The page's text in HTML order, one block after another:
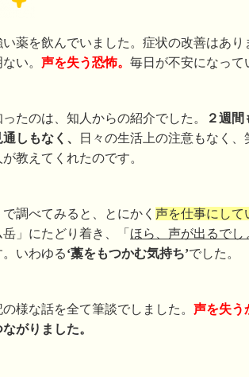
薬を飲んでいました。症状の改善はあり
い。 声を失う恐怖。 毎日が不安になって
たのは、知人からの紹介でした。
２週
しもなく、
日々の生活上の注意もなく
教えてくれたのです。
調べてみると、とにかく 声を仕事にして
」にたどり着き、「 ほら、声が出るでし
いわゆる‘藁をもつかむ気持ち’でした。
様な話を全て筆談でしました。 声を失う
がりました。